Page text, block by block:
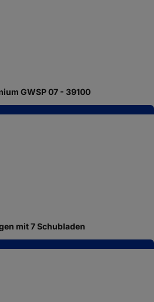
GWSP 07 - 39100
mit 7 Schubladen